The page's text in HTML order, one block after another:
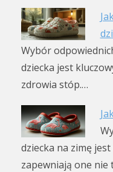
Wybór
dziecka jest
zdrowia stóp.…
dziecka na zimę
zapewniają one nie